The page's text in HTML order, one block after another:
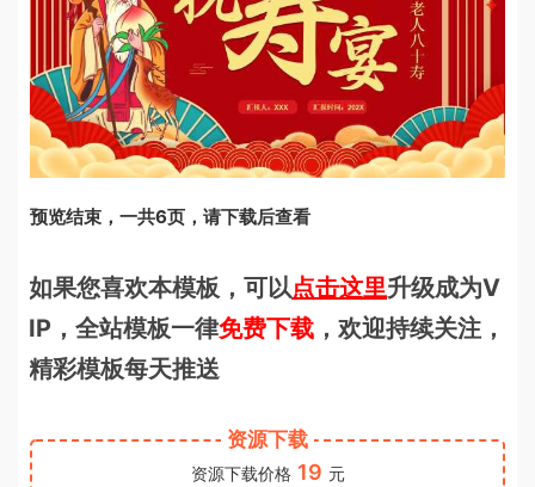
预览结束，一共6页，请下载后查看
如果您喜欢本模板，可以点击这里升级成为V
IP，全站模板一律免费下载 ，欢迎持续关注，
精彩模板每天推送
资源下载
资源下载价格 19 元